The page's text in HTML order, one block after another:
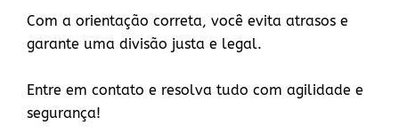
Com a orientação correta, você evita atrasos e
garante uma divisão justa e legal.
Entre em contato e resolva tudo com agilidade e
segurança!